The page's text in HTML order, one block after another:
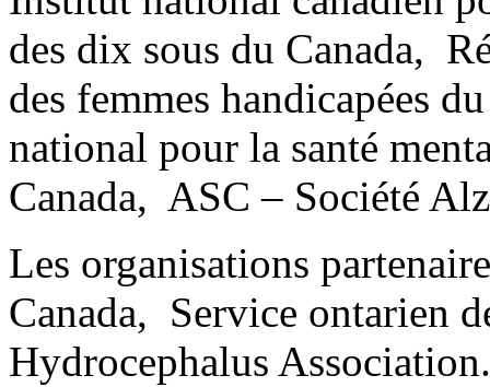
des dix sous du Canada,
des femmes handicapées
national pour la santé
Canada, ASC – Société
Les organisations
Canada, Service ontarien
Hydrocephalus Association.